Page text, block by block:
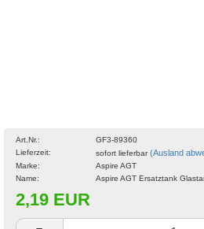
Art.Nr.:
GF3-89360
Lieferzeit:
sofort lieferbar(Ausland
Marke:
Aspire AGT
Name:
Aspire AGT Ersatztank
2,19 EUR